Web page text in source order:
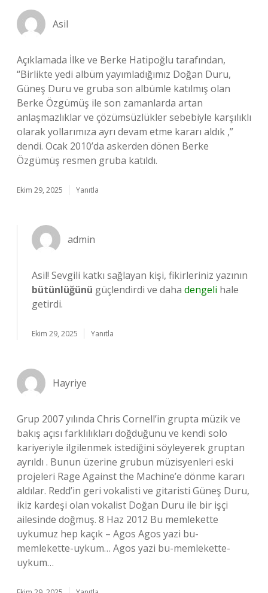
Asil
Açıklamada İlke ve Berke Hatipoğlu tarafından,
“Birlikte yedi albüm yayımladığımız Doğan Duru,
Güneş Duru ve gruba son albümle katılmış olan
Berke Özgümüş ile son zamanlarda artan
anlaşmazlıklar ve çözümsüzlükler sebebiyle karşılıklı
olarak yollarımıza ayrı devam etme kararı aldık ,”
dendi. Ocak 2010’da askerden dönen Berke
Özgümüş resmen gruba katıldı.
Ekim 29, 2025 Yanıtla
admin
Asil! Sevgili katkı sağlayan kişi, fikirleriniz yazının
bütünlüğünü güçlendirdi ve daha dengeli hale
getirdi.
Ekim 29, 2025 Yanıtla
Hayriye
Grup 2007 yılında Chris Cornell’in grupta müzik ve
bakış açısı farklılıkları doğduğunu ve kendi solo
kariyeriyle ilgilenmek istediğini söyleyerek gruptan
ayrıldı . Bunun üzerine grubun müzisyenleri eski
projeleri Rage Against the Machine’e dönme kararı
aldılar. Redd’in geri vokalisti ve gitaristi Güneş Duru,
ikiz kardeşi olan vokalist Doğan Duru ile bir işçi
ailesinde doğmuş. 8 Haz 2012 Bu memlekette
uykumuz hep kaçık – Agos Agos yazi bu-
memlekette-uykum… Agos yazi bu-memlekette-
uykum…